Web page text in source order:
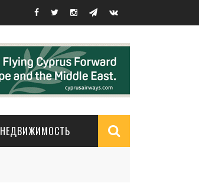
НЕДВИЖИМОСТЬ